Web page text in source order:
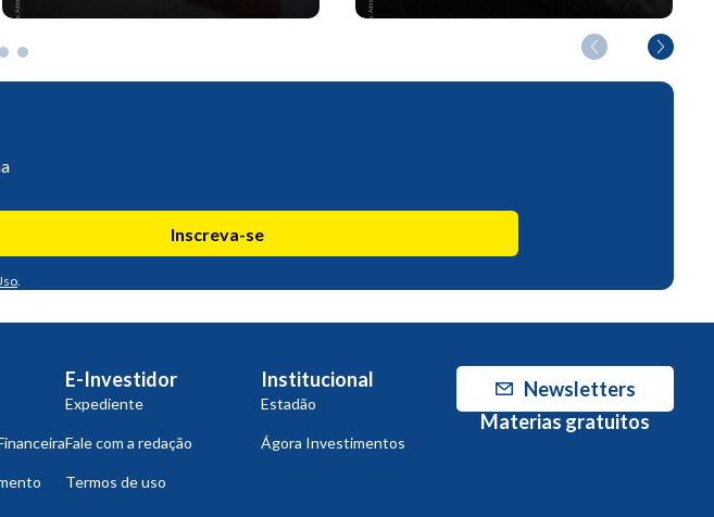
Inscreva-se
.
E-Investidor
Expediente
Fale com a redação
Termos de uso
Institucional
Estadão
Ágora Investimentos
Newsletters
Materias gratuitos